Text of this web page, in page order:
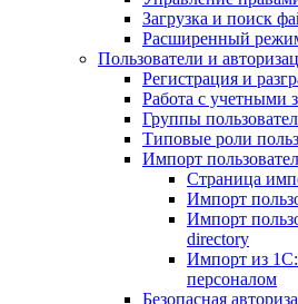
Загрузка и поиск
Расширенный
Пользователи и
Регистрация и
Работа с учетными
Группы
Типовые роли
Импорт
Страница
Импорт
Импорт
directory
Импорт из 1С:
персоналом
Безопасная